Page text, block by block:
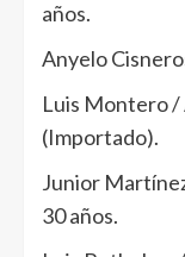
años.
Anyelo
Luis Montero /
(Importado).
Junior
30 años.